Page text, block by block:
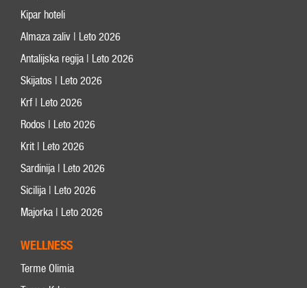
Kipar hoteli
Almaza zaliv | Leto 2026
Antalijska regija | Leto 2026
Skijatos | Leto 2026
Krf | Leto 2026
Rodos | Leto 2026
Krit | Leto 2026
Sardinija | Leto 2026
Sicilija | Leto 2026
Majorka | Leto 2026
WELLNESS
Terme Olimia